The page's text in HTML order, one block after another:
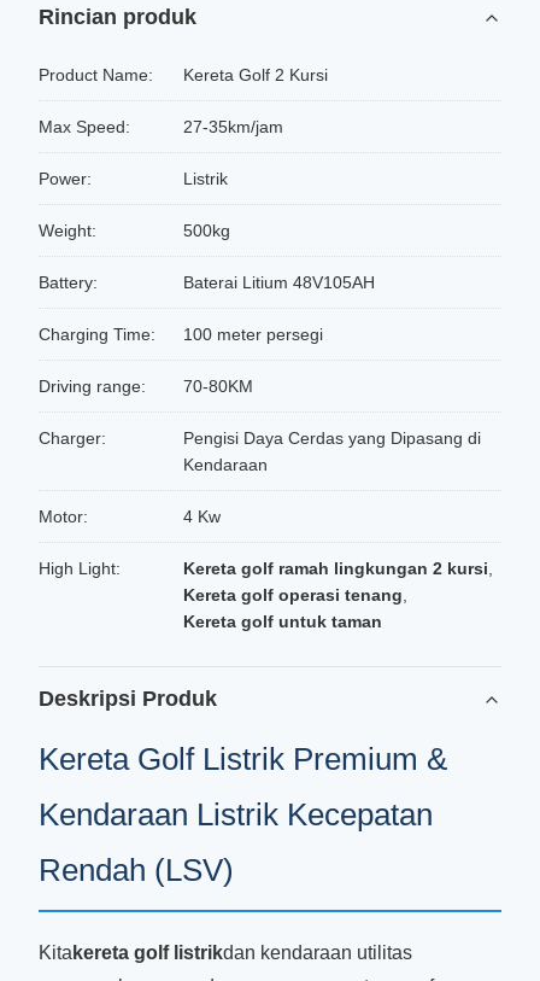
Rincian produk
Product Name: Kereta Golf 2 Kursi
Max Speed: 27-35km/jam
Power: Listrik
Weight: 500kg
Battery: Baterai Litium 48V105AH
Charging Time: 100 meter persegi
Driving range: 70-80KM
Charger:
Pengisi Daya Cerdas yang Dipasang di
Kendaraan
Motor: 4 Kw
High Light: Kereta golf ramah lingkungan 2 kursi
Kereta golf operasi tenang
Kereta golf untuk taman
Deskripsi Produk
Kereta Golf Listrik Premium &
Kendaraan Listrik Kecepatan
Rendah (LSV)
Kita kereta golf listrikdan kendaraan utilitas